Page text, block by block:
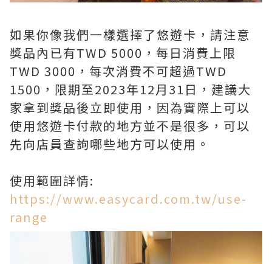
如果你像我們一樣選擇了悠遊卡，請注意
獎品內已有TWD 5000，每日消費上限
TWD 3000，每次消費不可超過TWD
1500，限期至2023年12月31日，建議大
家拿到獎品後立即使用，因為實際上可以
使用悠遊卡付款的地方並不是很多，可以
先向店員查詢哪些地方可以使用。
使用範圍詳情:
https://www.easycard.com.tw/use-
range